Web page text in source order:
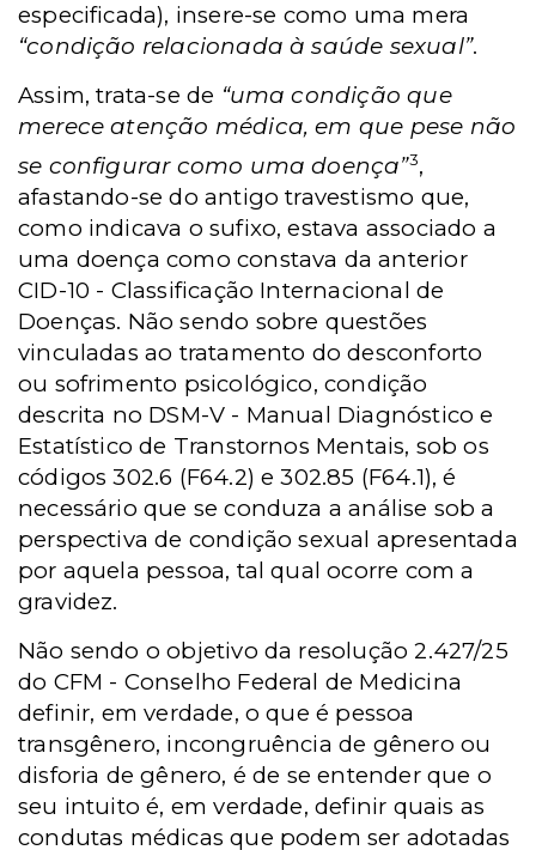
especificada), insere-se como uma mera
“condição relacionada à saúde sexual”.
Assim, trata-se de “uma condição que
merece atenção médica, em que pese não
se configurar como uma doença”3,
afastando-se do antigo travestismo que,
como indicava o sufixo, estava associado a
uma doença como constava da anterior
CID-10 - Classificação Internacional de
Doenças. Não sendo sobre questões
vinculadas ao tratamento do desconforto
ou sofrimento psicológico, condição
descrita no DSM-V - Manual Diagnóstico e
Estatístico de Transtornos Mentais, sob os
códigos 302.6 (F64.2) e 302.85 (F64.1), é
necessário que se conduza a análise sob a
perspectiva de condição sexual apresentada
por aquela pessoa, tal qual ocorre com a
gravidez.
Não sendo o objetivo da resolução 2.427/25
do CFM - Conselho Federal de Medicina
definir, em verdade, o que é pessoa
transgênero, incongruência de gênero ou
disforia de gênero, é de se entender que o
seu intuito é, em verdade, definir quais as
condutas médicas que podem ser adotadas